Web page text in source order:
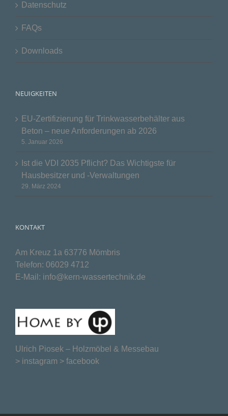
Datenschutz
FAQs
Downloads
NEUIGKEITEN
EU-Zertifizierung für Trinkwasserbehälter aus
Beton – neue Anforderungen ab 2026
5. Januar 2026
Ist die VDI 2035 Pflicht? Das Wichtigste für
Hausbesitzer und -Verwaltungen
29. März 2024
KONTAKT
Am Kreuz 1a 63776 Mömbris
Telefon: 06029 4712
E-Mail: info@kern-wassertechnik.de
Ulrich Piosek – Holzmöbel & Messebau
> instagram > facebook